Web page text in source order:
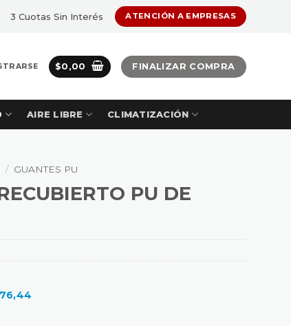
3 Cuotas Sin Interés ATENCIÓN A EMPRESAS
$0,00 FINALIZAR COMPRA
AIRE LIBRE CLIMATIZACIÓN
/ GUANTES PU
PU DE